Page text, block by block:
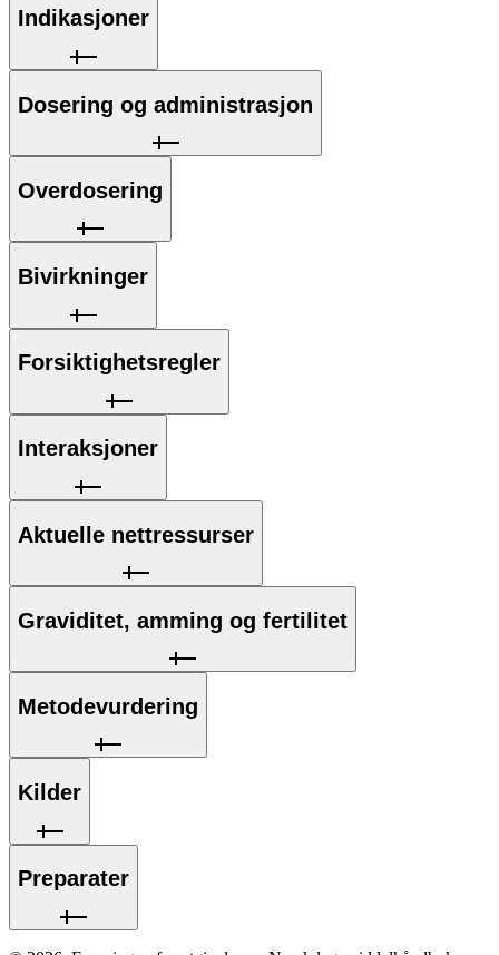
Indikasjoner
Dosering og administrasjon
Overdosering
Bivirkninger
Forsiktighetsregler
Interaksjoner
Aktuelle nettressurser
Graviditet, amming og fertilitet
Metodevurdering
Kilder
Preparater